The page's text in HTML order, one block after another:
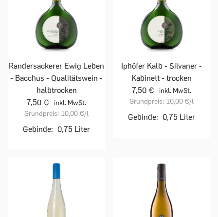
Randersackerer Ewig Leben
- Bacchus - Qualitätswein -
halbtrocken
7,50 €
inkl. MwSt.
Grundpreis: 10,00 €/l
Gebinde: 0,75 Liter
Iphöfer Kalb - Silvaner -
Kabinett - trocken
7,50 €
inkl. MwSt.
Grundpreis: 10,00 €/l
Gebinde: 0,75 Liter